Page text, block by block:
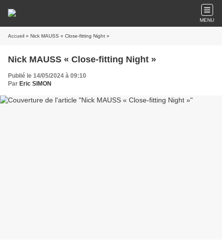
MENU
Accueil » Nick MAUSS « Close-fitting Night »
Nick MAUSS « Close-fitting Night »
Publié le 14/05/2024 à 09:10
Par Eric SIMON